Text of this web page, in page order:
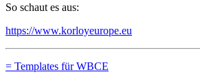
So schaut es aus:
https://www.korloyeurope.eu
= Templates für WBCE